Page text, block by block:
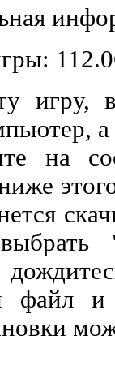
игру,
на
файл и